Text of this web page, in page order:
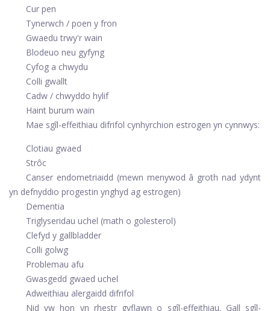
Cur pen
Tynerwch / poen y fron
Gwaedu trwy'r wain
Blodeuo neu gyfyng
Cyfog a chwydu
Colli gwallt
Cadw / chwyddo hylif
Haint burum wain
Mae sgîl-effeithiau difrifol cynhyrchion estrogen yn cynnwys:
Clotiau gwaed
Strôc
Canser endometriaidd (mewn menywod â groth nad ydynt
yn defnyddio progestin ynghyd ag estrogen)
Dementia
Triglyseridau uchel (math o golesterol)
Clefyd y gallbladder
Colli golwg
Problemau afu
Gwasgedd gwaed uchel
Adweithiau alergaidd difrifol
Nid yw hon yn rhestr gyflawn o sgîl-effeithiau. Gall sgîl-